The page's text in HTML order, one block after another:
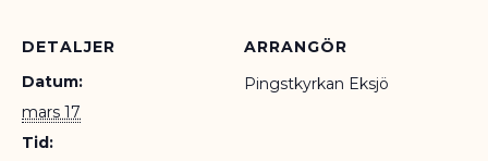
DETALJER
Datum:
mars 17
Tid:
ARRANGÖR
Pingstkyrkan Eksjö